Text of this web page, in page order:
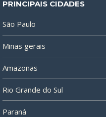
PRINCIPAIS CIDADES
São Paulo
Minas gerais
Amazonas
Rio Grande do Sul
Paraná